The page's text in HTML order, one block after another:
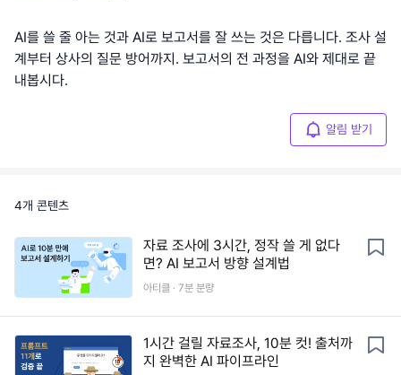
AI를 쓸 줄 아는 것과 AI로 보고서를 잘 쓰는 것은 다릅니다. 조사 설
계부터 상사의 질문 방어까지. 보고서의 전 과정을 AI와 제대로 끝
내봅시다.
알림 받기
4개 콘텐츠
자료 조사에 3시간, 정작 쓸 게 없다
면? AI 보고서 방향 설계법
아티클 · 7분 분량
1시간 걸릴 자료조사, 10분 컷! 출처까
지 완벽한 AI 파이프라인